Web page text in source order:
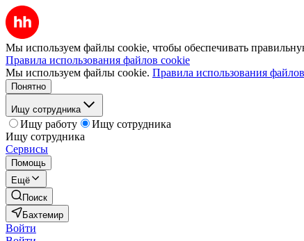
Мы используем файлы cookie, чтобы обеспечивать
Правила использования файлов cookie
Мы используем файлы cookie. Правила использования
Понятно
Ищу сотрудника
Ищу работу
Ищу сотрудника
Ищу сотрудника
Сервисы
Помощь
Ещё
Поиск
Бахтемир
Войти